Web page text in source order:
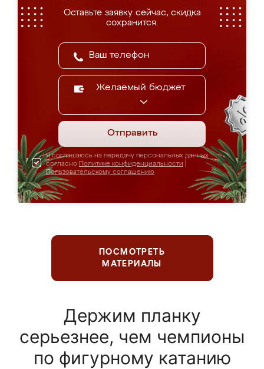
Оставьте заявку сейчас, скидка
сохранится.
Желаемый бюджет
Отправить
Я соглашаюсь на передачу персональных данных
согласно Политике конфиденциальности
Пользовательскому соглашению
ПОСМОТРЕТЬ
МАТЕРИАЛЫ
Держим планку
серьезнее, чем чемпионы
по фигурному катанию